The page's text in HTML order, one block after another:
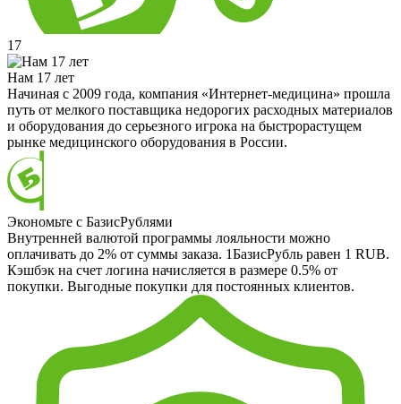
17
Нам 17 лет
Начиная с 2009 года, компания «Интернет-медицина» прошла
путь от мелкого поставщика недорогих расходных материалов
и оборудования до серьезного игрока на быстрорастущем
рынке медицинского оборудования в России.
Экономьте с БазисРублями
Внутренней валютой программы лояльности можно
оплачивать до 2% от суммы заказа. 1БазисРубль равен 1 RUB.
Кэшбэк на счет логина начисляется в размере 0.5% от
покупки. Выгодные покупки для постоянных клиентов.